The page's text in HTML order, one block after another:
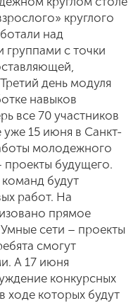
круглого
над
с точки
день модуля
навыков
все 70 участников
15 июня в Санкт-
молодежного
проекты будущего.
будут
работ. На
прямое
сети – проекты
смогут
А 17 июня
конкурсных
ходе которых будут